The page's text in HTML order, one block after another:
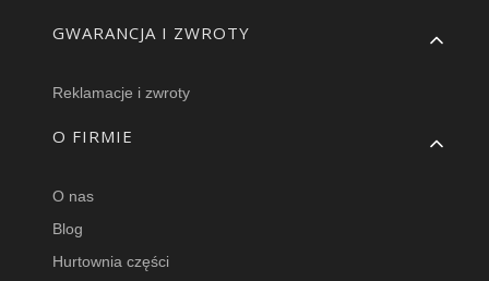
GWARANCJA I ZWROTY
Reklamacje i zwroty
O FIRMIE
O nas
Blog
Hurtownia części